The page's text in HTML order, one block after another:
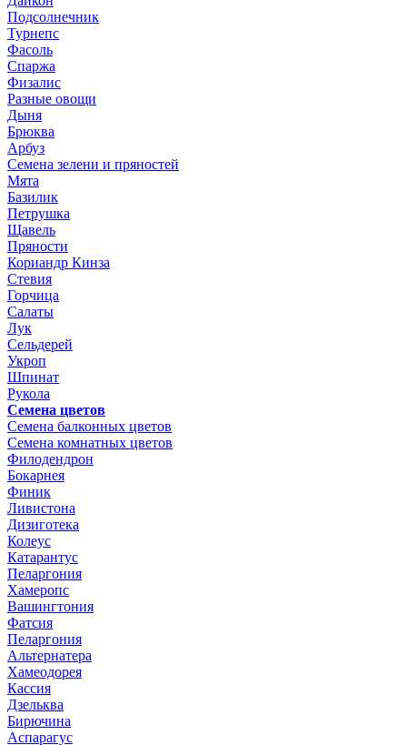
Подсолнечник
Турнепс
Фасоль
Спаржа
Физалис
Разные овощи
Дыня
Брюква
Арбуз
Семена зелени и пряностей
Мята
Базилик
Петрушка
Щавель
Пряности
Кориандр Кинза
Стевия
Горчица
Салаты
Лук
Сельдерей
Укроп
Шпинат
Рукола
Семена цветов
Семена балконных цветов
Семена комнатных цветов
Филодендрон
Бокарнея
Финик
Ливистона
Дизиготека
Колеус
Катарантус
Пеларгония
Хамеропс
Вашингтония
Фатсия
Пеларгония
Альтернатера
Хамеодорея
Кассия
Дзельква
Бирючина
Аспарагус